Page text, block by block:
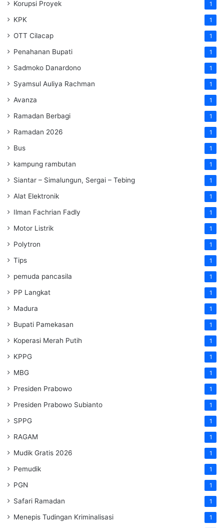
Korupsi Proyek 1
KPK 1
OTT Cilacap 1
Penahanan Bupati 1
Sadmoko Danardono 1
Syamsul Auliya Rachman 1
Avanza 1
Ramadan Berbagi 1
Ramadan 2026 1
Bus 1
kampung rambutan 1
Siantar – Simalungun, Sergai – Tebing 1
Alat Elektronik 1
Ilman Fachrian Fadly 1
Motor Listrik 1
Polytron 1
Tips 1
pemuda pancasila 1
PP Langkat 1
Madura 1
Bupati Pamekasan 1
Koperasi Merah Putih 1
KPPG 1
MBG 1
Presiden Prabowo 1
Presiden Prabowo Subianto 1
SPPG 1
RAGAM 1
Mudik Gratis 2026 1
Pemudik 1
PGN 1
Safari Ramadan 1
Menepis Tudingan Kriminalisasi 1